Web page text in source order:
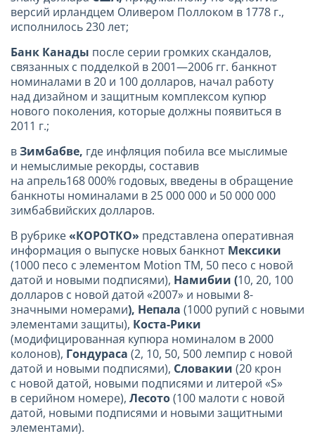
версий ирландцем Оливером Поллоком в 1778 г.,
исполнилось 230 лет;
Банк Канады после серии громких скандалов,
связанных с подделкой в 2001—2006 гг. банкнот
номиналами в 20 и 100 долларов, начал работу
над дизайном и защитным комплексом купюр
нового поколения, которые должны появиться в
2011 г.;
вЗимбабве, где инфляция побила все мыслимые
и немыслимые рекорды, составив
на апрель168 000% годовых, введены в обращение
банкноты номиналами в 25 000 000 и 50 000 000
зимбабвийских долларов.
В рубрике«КОРОТКО» представлена оперативная
информация о выпуске новых банкнот Мексики
(1000 песо с элементом Motion TM, 50 песо с новой
датой и новыми подписями), Намибии (10, 20, 100
долларов с новой датой «2007» и новыми 8-
значными номерами), Непала (1000 рупий с новыми
элементами защиты), Коста-Рики
(модифицированная купюра номиналом в 2000
колонов), Гондураса (2, 10, 50, 500 лемпир с новой
датой и новыми подписями), Словакии (20 крон
с новой датой, новыми подписями и литерой «S»
в серийном номере), Лесото(100 малоти с новой
датой, новыми подписями и новыми защитными
элементами).